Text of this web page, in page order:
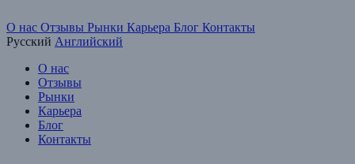
О нас Отзывы Рынки Карьера Блог Контакты
Русский Английский
О нас
Отзывы
Рынки
Карьера
Блог
Контакты